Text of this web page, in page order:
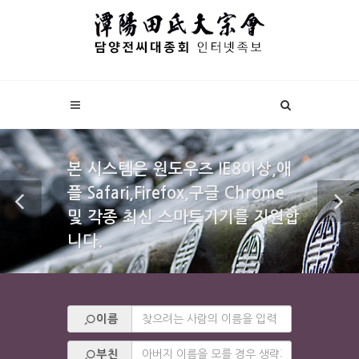
본 시스템은 원도우즈 IE8이상,애
플 Safari,Firefox,구글 Chrome
및 각종 최신 스마트기기를 지원합
니다.
이름
부친